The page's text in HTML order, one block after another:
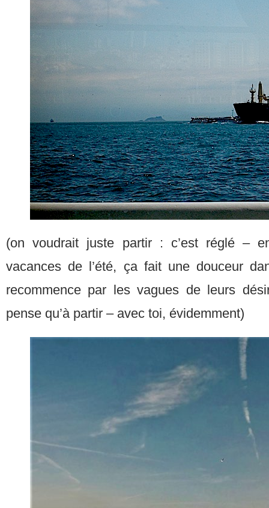
(on voudrait juste partir : c’est réglé –
vacances de l’été, ça fait une douceur
recommence par les vagues de leurs
pense qu’à partir – avec toi, évidemment)